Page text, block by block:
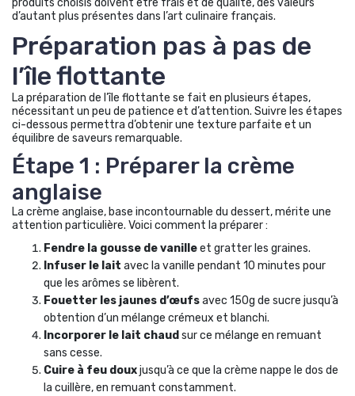
produits choisis doivent être frais et de qualité, des valeurs
d’autant plus présentes dans l’art culinaire français.
Préparation pas à pas de
l’île flottante
La préparation de l’île flottante se fait en plusieurs étapes,
nécessitant un peu de patience et d’attention. Suivre les étapes
ci-dessous permettra d’obtenir une texture parfaite et un
équilibre de saveurs remarquable.
Étape 1 : Préparer la crème
anglaise
La crème anglaise, base incontournable du dessert, mérite une
attention particulière. Voici comment la préparer :
Fendre la gousse de vanilleet gratter les graines.
Infuser le lait avec la vanille pendant 10 minutes pour
que les arômes se libèrent.
Fouetter les jaunes d’œufsavec 150g de sucre jusqu’à
obtention d’un mélange crémeux et blanchi.
Incorporer le lait chaud sur ce mélange en remuant
sans cesse.
Cuire à feu douxjusqu’à ce que la crème nappe le dos de
la cuillère, en remuant constamment.